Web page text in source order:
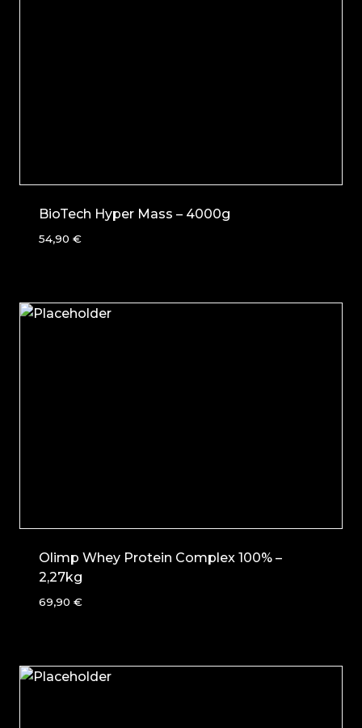
BioTech Hyper Mass – 4000g
54,90 €
Olimp Whey Protein Complex 100% –
2,27kg
69,90 €